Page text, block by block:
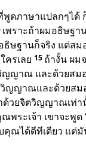
ดภาษาแปลกๆได้
เพราะถ้าผมอธิษฐ
ฐานก็จริง แต่สม
ครเลย 15 ถ้างั้น ผม
ญาณ และด้วยสมอ
วิญญาณและด้วยสม
ด้วยจิตวิญญาณเท่า
ระเจ้า เขาจะพูด
ณได้ดีทีเดียว แต่มั